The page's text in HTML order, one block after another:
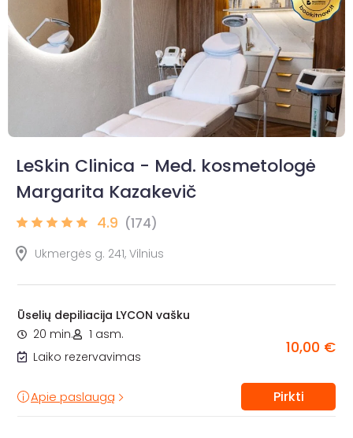
LeSkin Clinica - Med. kosmetologė
Margarita Kazakevič
4.9 (174)
Ukmergės g. 241, Vilnius
Ūselių depiliacija LYCON vašku
20 min.
1 asm.
Laiko rezervavimas
10,00 €
Apie paslaugą Pirkti